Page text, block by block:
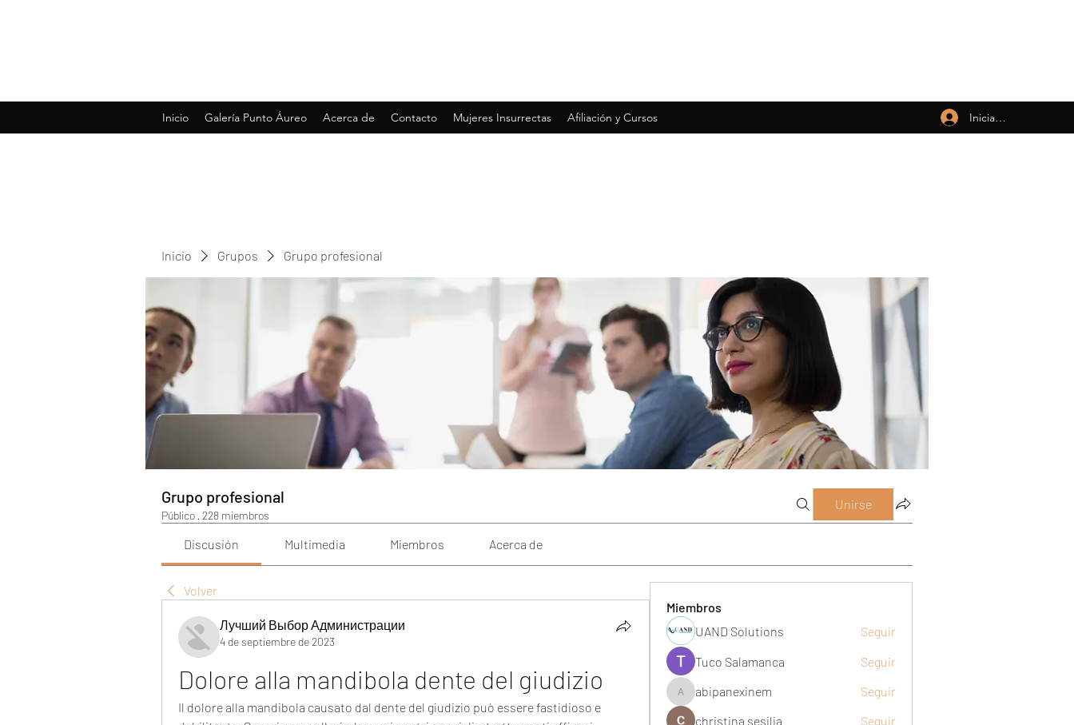
Inicio Galería Punto Áureo Acerca de Contacto Mujeres Insurrectas Afiliación y Cursos Iniciar sesión
Inicio Grupos Grupo profesional
Grupo profesional
Público · 228 miembros
Unirse
Discusión Multimedia Miembros Acerca de
Volver
Лучший Выбор Администрации
4 de septiembre de 2023
Dolore alla mandibola dente del giudizio
Il dolore alla mandibola causato dal dente del giudizio può essere fastidioso e
Miembros
UAND Solutions
Seguir
Tuco Salamanca
Seguir
abipanexinem
abipanexinem
Seguir
christina sesilia
Seguir